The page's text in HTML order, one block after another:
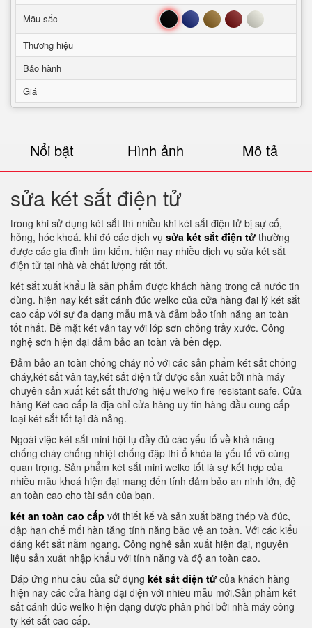
Mầu sắc
Đen Xanh Nâu Đỏ Trắng
Thương hiệu
Bảo hành
Giá
Nổi bật Hình ảnh Mô tả
sửa két sắt điện tử
trong khi sử dụng két sắt thì nhiều khi két sắt điện tử bị sự cố,
hỏng, hóc khoá. khi đó các dịch vụ sửa két sắt điện tử thường
được các gia đình tìm kiếm. hiện nay nhiều dịch vụ sửa két sắt
điện tử tại nhà và chất lượng rất tốt.
két sắt xuất khẩu là sản phẩm được khách hàng trong cả nước tin
dùng. hiện nay két sắt cánh đúc welko của cửa hàng đại lý két sắt
cao cấp với sự đa dạng mẫu mã và đảm bảo tính năng an toàn
tốt nhất. Bề mặt két vân tay với lớp sơn chống trầy xước. Công
nghệ sơn hiện đại đảm bảo an toàn và bền đẹp.
Đảm bảo an toàn chống cháy nổ với các sản phẩm két sắt chống
cháy,két sắt vân tay,két sắt điện tử được sản xuất bởi nhà máy
chuyên sản xuất két sắt thương hiệu welko fire resistant safe. Cửa
hàng Két cao cấp là địa chỉ cửa hàng uy tín hàng đầu cung cấp
loại két sắt tốt tại đà nẵng.
Ngoài việc két sắt mini hội tụ đầy đủ các yếu tố về khả năng
chống cháy chống nhiệt chống đập thì ổ khóa là yếu tố vô cùng
quan trọng. Sản phẩm két sắt mini welko tốt là sự kết hợp của
nhiều mẫu khoá hiện đại mang đến tính đảm bảo an ninh lớn, độ
an toàn cao cho tài sản của bạn.
két an toàn cao cấp với thiết kế và sản xuất bằng thép và đúc,
dập hạn chế mối hàn tăng tính năng bảo vệ an toàn. Với các kiểu
dáng két sắt nằm ngang. Công nghệ sản xuất hiện đại, nguyên
liệu sản xuất nhập khẩu với tính năng và độ an toàn cao.
Đáp ứng nhu cầu của sử dụng két sắt điện tử của khách hàng
hiện nay các cửa hàng đại diện với nhiều mẫu mới.Sản phẩm két
sắt cánh đúc welko hiện đạng được phân phối bởi nhà máy công
ty két sắt cao cấp.